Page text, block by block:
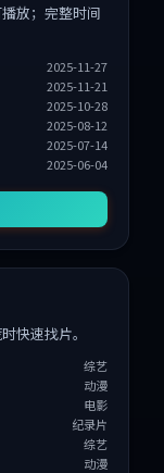
放；完整时间
2025-11-27
2025-11-21
2025-10-28
2025-08-12
2025-07-14
2025-06-04
快速找片。
综艺
动漫
电影
纪录片
综艺
动漫